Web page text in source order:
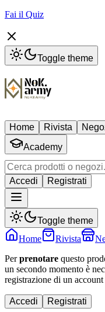
Fai il Quiz
Toggle theme
Home Rivista
Academy
Accedi
Registrati
Toggle theme
Home
Rivista
Perprenotare questo
un secondo momento è
registrazione di un account
Accedi Registrati